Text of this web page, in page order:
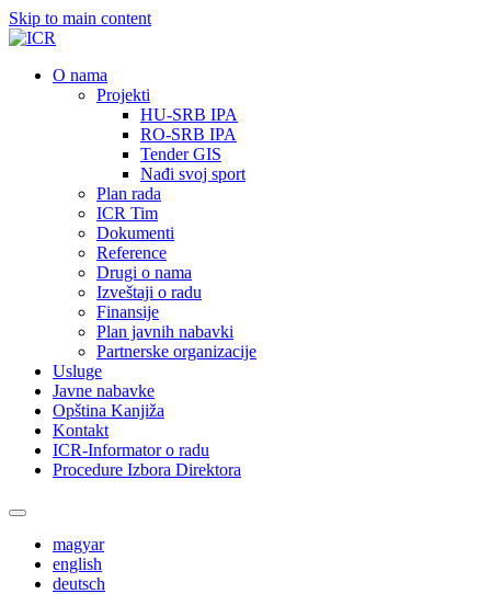
Skip to main content
О nama
Projekti
HU-SRB IPA
RO-SRB IPA
Tender GIS
Nađi svoj sport
Plan rada
ICR Tim
Dokumenti
Reference
Drugi o nama
Izveštaji o radu
Finansije
Plan javnih nabavki
Partnerske organizacije
Usluge
Javne nabavke
Opština Kanjiža
Kontakt
ICR-Informator o radu
Procedure Izbora Direktora
magyar
english
deutsch